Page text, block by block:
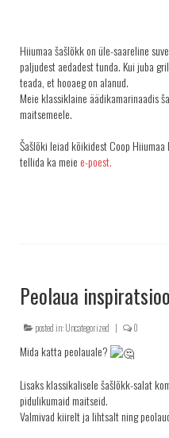
Hiiumaa šašlõkk on üle-saareline
paljudest aedadest tunda. Kui juba
teada, et hooaeg on alanud.
Meie klassiklaine äädikamarinaadis
maitsemeele.
Šašlõki leiad kõikidest Coop
tellida ka meie e-poest.
Peolaua
posted in:Uncategorized | 0
Mida katta peolauale?
Lisaks klassikalisele šašlõkk-salat
pidulikumaid maitseid.
Valmivad kiirelt ja lihtsalt ning